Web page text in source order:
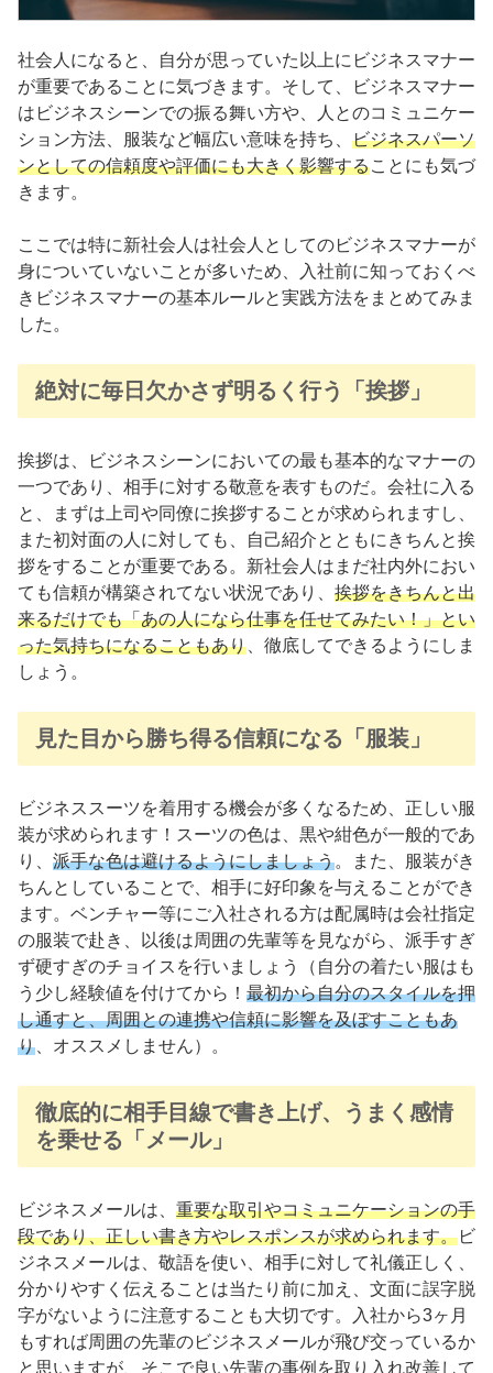
社会人になると、自分が思っていた以上にビジネスマナー
が重要であることに気づきます。そして、ビジネスマナー
はビジネスシーンでの振る舞い方や、人とのコミュニケー
ション方法、服装など幅広い意味を持ち、 ビジネスパーソ
ンとしての信頼度や評価にも大きく影響することにも気づ
きます。
ここでは特に新社会人は社会人としてのビジネスマナーが
身についていないことが多いため、入社前に知っておくべ
きビジネスマナーの基本ルールと実践方法をまとめてみま
した。
絶対に毎日欠かさず明るく行う「挨拶」
挨拶は、ビジネスシーンにおいての最も基本的なマナーの
一つであり、相手に対する敬意を表すものだ。会社に入る
と、まずは上司や同僚に挨拶することが求められますし、
また初対面の人に対しても、自己紹介とともにきちんと挨
拶をすることが重要である。新社会人はまだ社内外におい
ても信頼が構築されてない状況であり、 挨拶をきちんと出
来るだけでも「あの人になら仕事を任せてみたい！」とい
った気持ちになることもあり 、徹底してできるようにしま
しょう。
見た目から勝ち得る信頼になる「服装」
ビジネススーツを着用する機会が多くなるため、正しい服
装が求められます！スーツの色は、黒や紺色が一般的であ
り、 派手な色は避けるようにしましょう。また、服装がき
ちんとしていることで、相手に好印象を与えることができ
ます。ベンチャー等にご入社される方は配属時は会社指定
の服装で赴き、以後は周囲の先輩等を見ながら、派手すぎ
ず硬すぎのチョイスを行いましょう（自分の着たい服はも
う少し経験値を付けてから！ 最初から自分のスタイルを押
し通すと、周囲との連携や信頼に影響を及ぼすこともあ
り 、オススメしません）。
徹底的に相手目線で書き上げ、うまく感情
を乗せる「メール」
ビジネスメールは、 重要な取引やコミュニケーションの手
段であり、正しい書き方やレスポンスが求められます。ビ
ジネスメールは、敬語を使い、相手に対して礼儀正しく、
分かりやすく伝えることは当たり前に加え、文面に誤字脱
字がないように注意することも大切です。入社から3ヶ月
もすれば周囲の先輩のビジネスメールが飛び交っているか
と思いますが、そこで良い先輩の事例を取り入れ改善して